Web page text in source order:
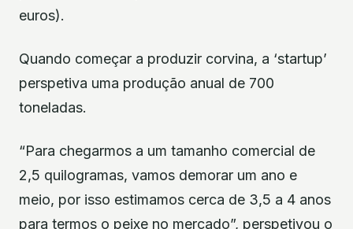
euros).
Quando começar a produzir corvina, a ‘startup’
perspetiva uma produção anual de 700
toneladas.
“Para chegarmos a um tamanho comercial de
2,5 quilogramas, vamos demorar um ano e
meio, por isso estimamos cerca de 3,5 a 4 anos
para termos o peixe no mercado”, perspetivou o